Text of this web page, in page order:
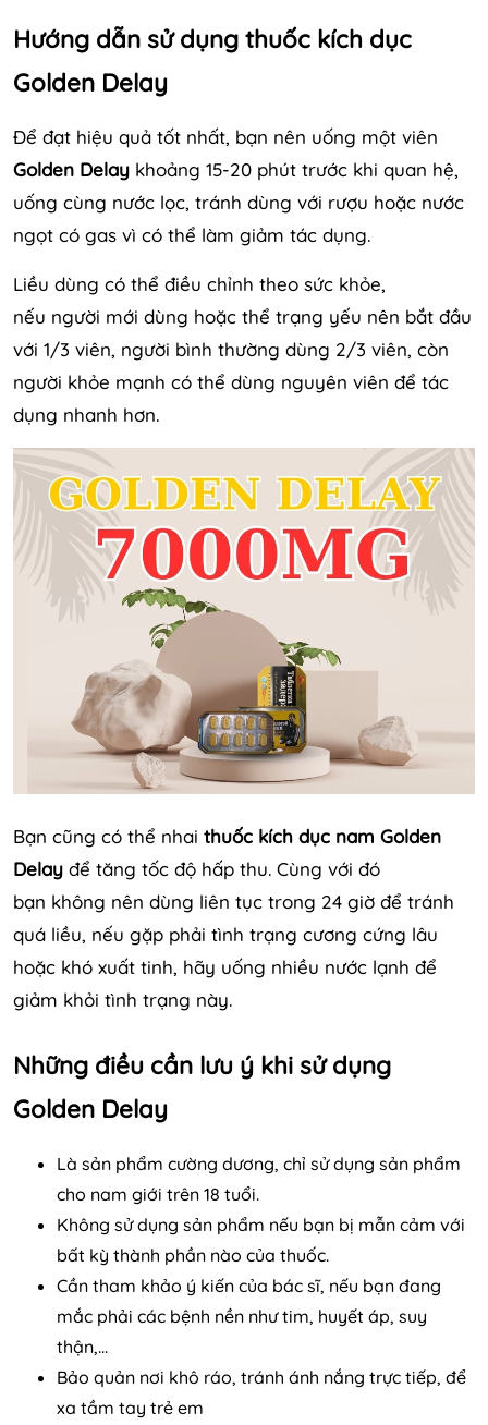
Hướng dẫn sử dụng thuốc kích dục
Golden Delay
Để đạt hiệu quả tốt nhất, bạn nên uống một viên
Golden Delay khoảng 15-20 phút trước khi quan hệ,
uống cùng nước lọc, tránh dùng với rượu hoặc nước
ngọt có gas vì có thể làm giảm tác dụng.
Liều dùng có thể điều chỉnh theo sức khỏe,
nếu người mới dùng hoặc thể trạng yếu nên bắt đầu
với 1/3 viên, người bình thường dùng 2/3 viên, còn
người khỏe mạnh có thể dùng nguyên viên để tác
dụng nhanh hơn.
Bạn cũng có thể nhai thuốc kích dục nam Golden
Delay để tăng tốc độ hấp thu. Cùng với đó
bạn không nên dùng liên tục trong 24 giờ để tránh
quá liều, nếu gặp phải tình trạng cương cứng lâu
hoặc khó xuất tinh, hãy uống nhiều nước lạnh để
giảm khỏi tình trạng này.
Những điều cần lưu ý khi sử dụng
Golden Delay
Là sản phẩm cường dương, chỉ sử dụng sản phẩm
cho nam giới trên 18 tuổi.
Không sử dụng sản phẩm nếu bạn bị mẫn cảm với
bất kỳ thành phần nào của thuốc.
Cần tham khảo ý kiến của bác sĩ, nếu bạn đang
mắc phải các bệnh nền như tim, huyết áp, suy
thận,...
Bảo quản nơi khô ráo, tránh ánh nắng trực tiếp, để
xa tầm tay trẻ em